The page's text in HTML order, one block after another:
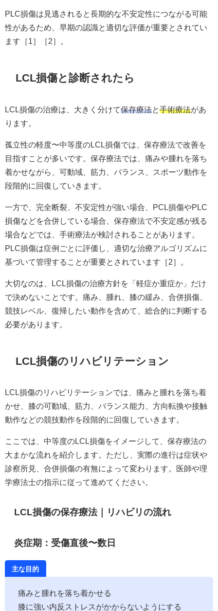
PLC損傷は見逃されると長期的な不安定性につながる可能
性があるため、早期の認識と適切な評価が重要とされてい
ます［1］［2］。
LCL損傷と診断されたら
LCL損傷の治療は、大きく分けて保存療法と手術療法があ
ります。
孤立性の軽度〜中等度のLCL損傷では、保存療法で改善を
目指すことが多いです。保存療法では、痛みや腫れを落ち
着かせながら、可動域、筋力、バランス、スポーツ動作を
段階的に回復していきます。
一方で、完全断裂、不安定性が強い場合、PCL損傷やPLC
損傷などを合併している場合、保存療法で不安定感が残る
場合などでは、手術療法が検討されることがあります。
PLC損傷は症例ごとに評価し、適切な治療アルゴリズムに
基づいて管理することが重要とされています［2］。
大切なのは、LCL損傷の治療方針を「軽症か重症か」だけ
で決めないことです。痛み、腫れ、膝の緩み、合併損傷、
競技レベル、復帰したい動作を含めて、総合的に判断する
必要があります。
LCL損傷のリハビリテーション
LCL損傷のリハビリテーションでは、痛みと腫れを落ち着
かせ、膝の可動域、筋力、バランス能力、方向転換や接触
動作などの競技動作を段階的に回復していきます。
ここでは、中等度のLCL損傷をイメージして、保存療法の
大まかな流れを紹介します。ただし、実際の進行は症状や
診察所見、合併損傷の有無によって変わります。医師や理
学療法士の指示に従って進めてください。
LCL損傷の保存療法｜リハビリの流れ
炎症期：受傷直後〜数日
主な目的
痛みと腫れを落ち着かせる
膝に強い内反ストレスがかからないようにする